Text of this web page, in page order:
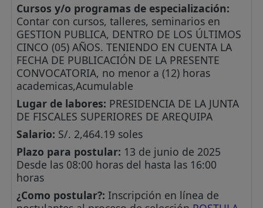
Cursos y/o programas de especialización:
Contar con cursos, talleres, seminarios en
GESTION PUBLICA, DENTRO DE LOS ÚLTIMOS
CINCO (05) AÑOS. TENIENDO EN CUENTA LA
FECHA DE PUBLICACIÓN DE LA PRESENTE
CONVOCATORIA, no menor a (12) horas
academicas,Acumulable
Lugar de labores: PRESIDENCIA DE LA JUNTA
DE FISCALES SUPERIORES DE AREQUIPA
Salario: S/. 2,464.19 soles
Plazo para postular: 13 de junio de 2025
Desde las 08:00 horas del hasta las 16:00
horas
¿Como postular?: Inscripción en línea de